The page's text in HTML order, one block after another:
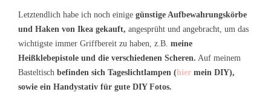
Letztendlich habe ich noch einige günstige Aufbewahrungskörbe
und Haken von Ikea gekauft, angesprüht und angebracht, um das
wichtigste immer Griffbereit zu haben, z.B. meine
Heißklebepistole und die verschiedenen Scheren. Auf meinem
Basteltisch befinden sich Tageslichtlampen (hier mein DIY),
sowie ein Handystativ für gute DIY Fotos.